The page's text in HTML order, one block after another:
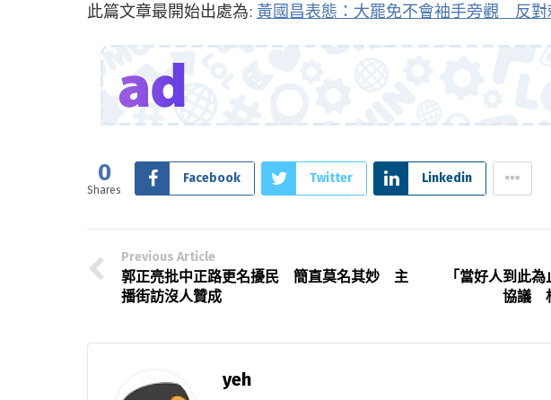
此篇文章最開始出處為: 黃國昌表態：大罷免不會袖手旁觀 反
0
Shares
Facebook Twitter Linkedin
Previous Article
郭正亮批中正路更名擾民 簡直莫名其妙 主
播街訪沒人贊成
「當好人到此
協議
yeh